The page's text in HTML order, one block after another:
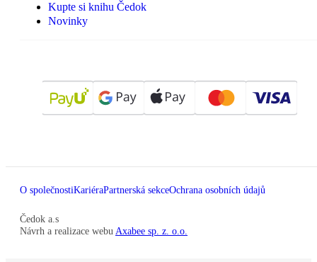
Kupte si knihu Čedok
Novinky
O společnostiKariéraPartnerská sekceOchrana osobních údajů
Čedok a.s
Návrh a realizace webu Axabee sp. z. o.o.